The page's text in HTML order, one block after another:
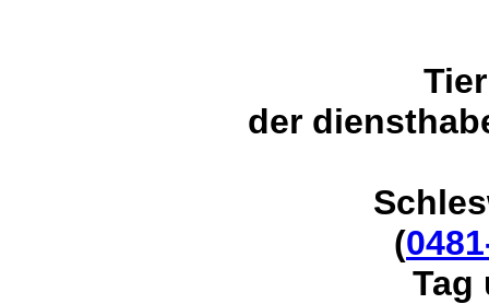
der
(
Tag